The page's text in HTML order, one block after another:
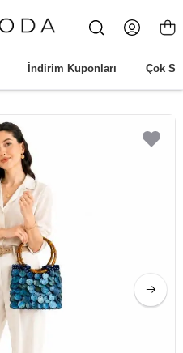
İndirim Kuponları Çok